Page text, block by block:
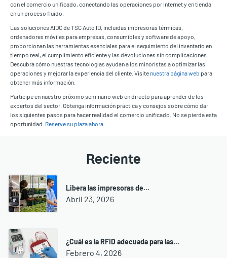
con el comercio unificado, conectando las operaciones por Internet y en tienda
en un proceso fluido.
Las soluciones AIDC de TSC Auto ID, incluidas impresoras térmicas,
ordenadores móviles para empresas, consumibles y software de apoyo,
proporcionan las herramientas esenciales para el seguimiento del inventario en
tiempo real, el cumplimiento eficiente y las devoluciones sin complicaciones.
Descubra cómo nuestras tecnologías ayudan a los minoristas a optimizar las
operaciones y mejorar la experiencia del cliente. Visite nuestra página web para
obtener más información.
Participe en nuestro próximo seminario web en directo para aprender de los
expertos del sector. Obtenga información práctica y consejos sobre cómo dar
los siguientes pasos para hacer realidad el comercio unificado. No se pierda esta
oportunidad. Reserve su plaza ahora.
Reciente
Libera las impresoras de...
Abril 23, 2026
¿Cuál es la RFID adecuada para las...
Febrero 4, 2026